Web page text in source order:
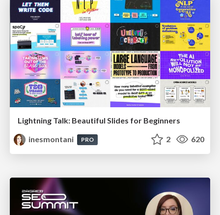
Lightning Talk: Beautiful Slides for Beginners
inesmontani
PRO 2 620